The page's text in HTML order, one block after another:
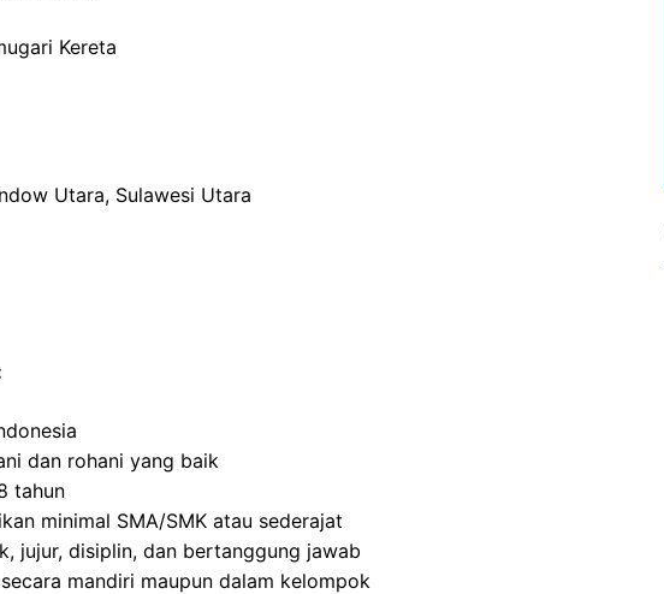
Kereta
Utara, Sulawesi Utara
dan rohani yang baik
tahun
minimal SMA/SMK atau sederajat
jujur, disiplin, dan bertanggung jawab
mandiri maupun dalam kelompok